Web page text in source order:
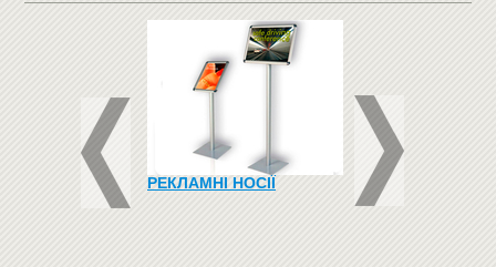
ФАНЕРА
(КОМПЛЕКТ)
РЕКЛАМНІ НОСІЇ
ГЕНЕРАТОР
БЕНЗИНОВИЙ 4-Х